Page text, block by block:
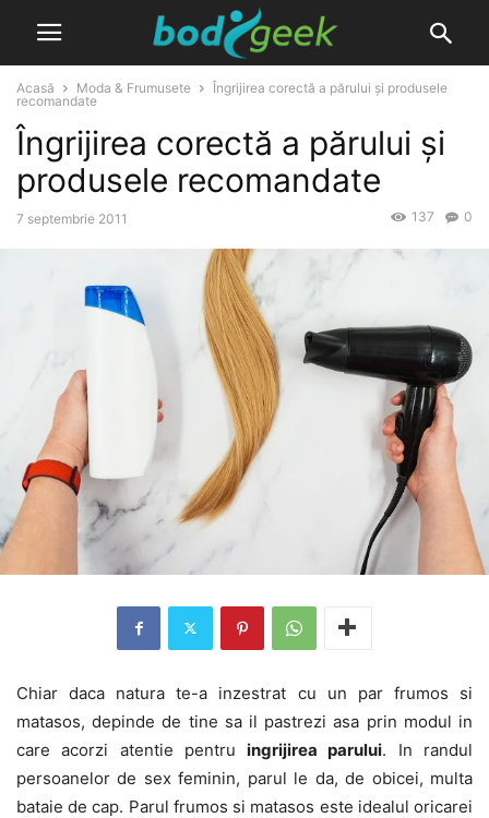
Acasă Moda & Frumusete
Îngrijirea corectă a părului și produsele
recomandate
Îngrijirea corectă a părului și
produsele recomandate
7 septembrie 2011 0
137
Chiar daca natura te-a inzestrat cu un par frumos si
matasos, depinde de tine sa il pastrezi asa prin modul in
care acorzi atentie pentruingrijirea parului. In randul
persoanelor de sex feminin, parul le da, de obicei, multa
bataie de cap. Parul frumos si matasos este idealul oricarei